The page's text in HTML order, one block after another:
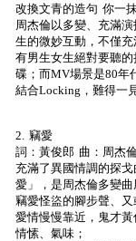
改換文青的造句 你一
周杰倫以多變、充滿
生的微妙互動，不僅
有男生女生絕對要聽
碟；而MV場景是80年
結合Locking，難得一
2. 竊愛
詞：黃俊郎 曲：周杰
充滿了異國情調的探
愛」，是周杰倫多變
竊愛怪盜的腳步聲、
愛情慢慢靠近，鬼才
情愫、氣味；